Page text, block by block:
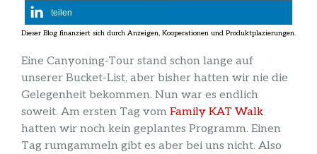
teilen
Eine Canyoning-Tour stand schon lange auf
unserer Bucket-List, aber bisher hatten wir nie die
Gelegenheit bekommen. Nun war es endlich
soweit. Am ersten Tag vom Family KAT Walk
hatten wir noch kein geplantes Programm. Einen
Tag rumgammeln gibt es aber bei uns nicht. Also